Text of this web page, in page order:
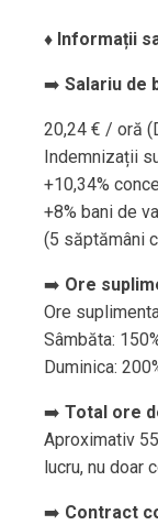
♦️ Informații
➡️ Salariu de
20,24 € / oră
Indemnizații
+10,34%
+8% bani de
(5 săptămâni
➡️ Ore
Ore
Sâmbăta:
Duminica:
➡️ Total ore
Aproximativ
lucru, nu doar
➡️ Contract